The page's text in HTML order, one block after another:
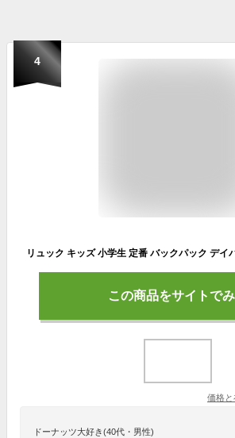
4
この商品をサイトで
価格と
ドーナッツ大好き(40代・男性)